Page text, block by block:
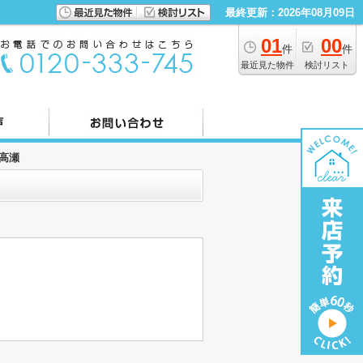
最終更新：2026年08月09日
01件
最近見た物件
00件
検討リスト
瀬